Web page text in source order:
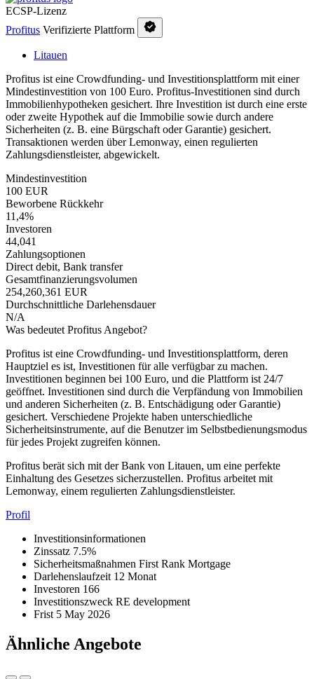
ECSP-Lizenz
Profitus Verifizierte Plattform
Litauen
Profitus ist eine Crowdfunding- und Investitionsplattform mit einer
Mindestinvestition von 100 Euro. Profitus-Investitionen sind durch
Immobilienhypotheken gesichert. Ihre Investition ist durch eine erste
oder zweite Hypothek auf die Immobilie sowie durch andere
Sicherheiten (z. B. eine Bürgschaft oder Garantie) gesichert.
Transaktionen werden über Lemonway, einen regulierten
Zahlungsdienstleister, abgewickelt.
Mindestinvestition
100 EUR
Beworbene Rückkehr
11,4%
Investoren
44,041
Zahlungsoptionen
Direct debit, Bank transfer
Gesamtfinanzierungsvolumen
254,260,361 EUR
Durchschnittliche Darlehensdauer
N/A
Was bedeutet Profitus Angebot?
Profitus ist eine Crowdfunding- und Investitionsplattform, deren
Hauptziel es ist, Investitionen für alle verfügbar zu machen.
Investitionen beginnen bei 100 Euro, und die Plattform ist 24/7
geöffnet. Investitionen sind durch die Verpfändung von Immobilien
und anderen Sicherheiten (z. B. Entschädigung oder Garantie)
gesichert. Verschiedene Projekte haben unterschiedliche
Sicherheitsinstrumente, auf die Benutzer im Selbstbedienungsmodus
für jedes Projekt zugreifen können.
Profitus berät sich mit der Bank von Litauen, um eine perfekte
Einhaltung des Gesetzes sicherzustellen. Profitus arbeitet mit
Lemonway, einem regulierten Zahlungsdienstleister.
Profil
Investitionsinformationen
Zinssatz 7.5%
Sicherheitsmaßnahmen First Rank Mortgage
Darlehenslaufzeit 12 Monat
Investoren 166
Investitionszweck RE development
Frist 5 May 2026
Ähnliche Angebote